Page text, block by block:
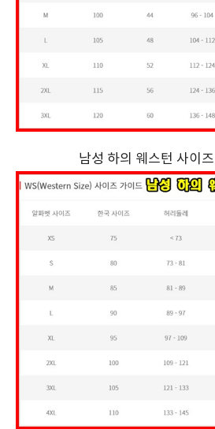
남성 하의 웨스턴 사이